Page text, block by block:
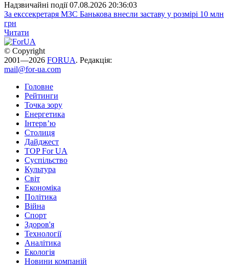
Надзвичайні події 07.08.2026 20:36:03
За екссекретаря МЗС Банькова внесли заставу у розмірі 10 млн
грн
Читати
© Copyright
2001—2026 FORUA. Редакція:
mail@for-ua.com
Головне
Рейтинги
Точка зору
Енергетика
Інтерв’ю
Столиця
Дайджест
TOP For UA
Суспiльство
Культура
Світ
Економіка
Політика
Війна
Спорт
Здоров'я
Технології
Аналітика
Екологія
Новини компаній